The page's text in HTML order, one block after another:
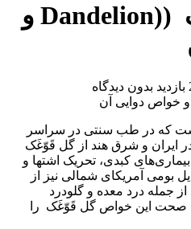
قَوّغَک یا قاصدک ((Dandelion و
بدون دیدگاه
که در طب سنتی در سراسر
ایران و شرق هند از گل قَوّغَک
کبدی، تحریک اشتها و
بومی‌ آمریکای شمالی نیز از
جمله درد معده و گلودرد
صحت این خواص گل قَوّغَک را